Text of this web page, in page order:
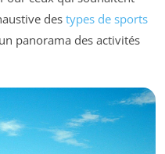
des types de sports
panorama des activités